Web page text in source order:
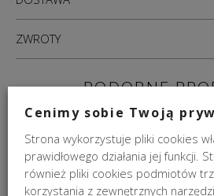
ZWROTY
PODOBNE
Cenimy sobie Twoją
Strona wykorzystuje pliki cookies
prawidłowego działania jej funkcji.
również pliki cookies podmiotów
korzystania z zewnętrznych